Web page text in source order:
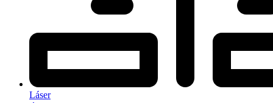
Láser